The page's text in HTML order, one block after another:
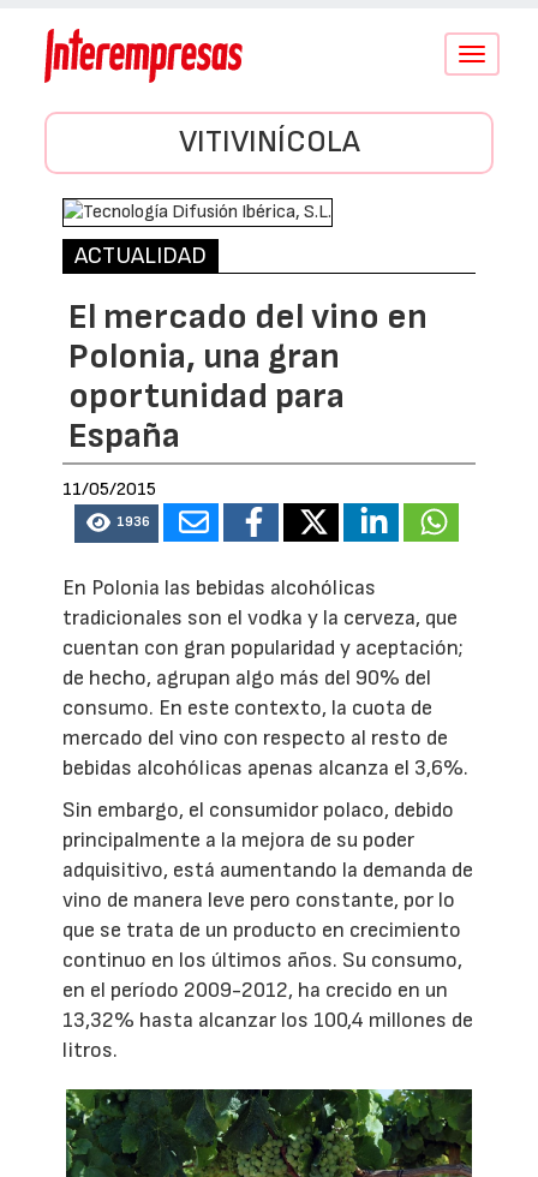
Conmutar
VITIVINÍCOLA
ACTUALIDAD
El mercado del vino en
Polonia, una gran
oportunidad para
España
11/05/2015
1936
En Polonia las bebidas alcohólicas
tradicionales son el vodka y la cerveza, que
cuentan con gran popularidad y aceptación;
de hecho, agrupan algo más del 90% del
consumo. En este contexto, la cuota de
mercado del vino con respecto al resto de
bebidas alcohólicas apenas alcanza el 3,6%.
Sin embargo, el consumidor polaco, debido
principalmente a la mejora de su poder
adquisitivo, está aumentando la demanda de
vino de manera leve pero constante, por lo
que se trata de un producto en crecimiento
continuo en los últimos años. Su consumo,
en el período 2009-2012, ha crecido en un
13,32% hasta alcanzar los 100,4 millones de
litros.